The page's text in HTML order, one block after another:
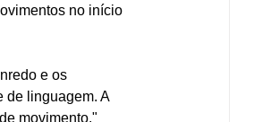
no início
e os
de linguagem. A
movimento."